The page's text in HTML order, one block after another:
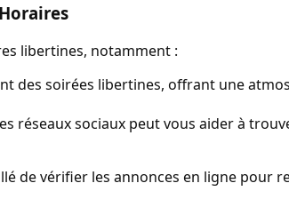
libertines, notamment :
des soirées libertines, offrant une
réseaux sociaux peut vous aider à
de vérifier les annonces en ligne pour